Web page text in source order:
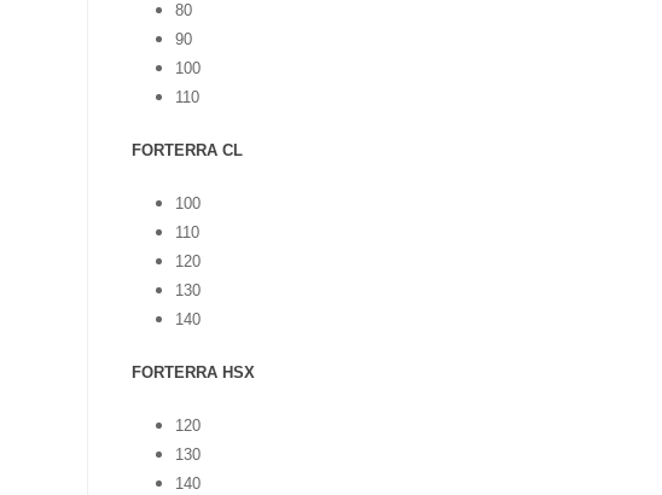
80
90
100
110
FORTERRA CL
100
110
120
130
140
FORTERRA HSX
120
130
140